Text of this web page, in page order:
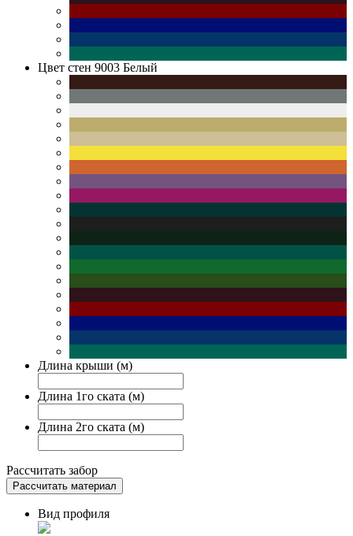
Цвет стен 9003 Белый
Длина крыши (м)
Длина 1го ската (м)
Длина 2го ската (м)
Рассчитать забор
Рассчитать материал
Вид профиля